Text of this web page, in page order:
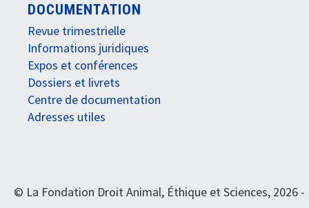
DOCUMENTATION
Revue trimestrielle
Informations juridiques
Expos et conférences
Dossiers et livrets
Centre de documentation
Adresses utiles
© La Fondation Droit Animal, Éthique et Sciences, 2026 -